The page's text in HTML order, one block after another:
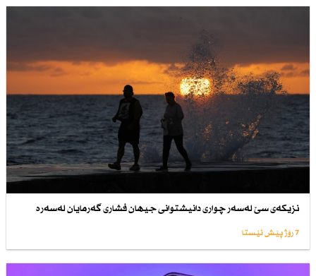
نزیكەی سێ لەسەر چواری دانیشتوانی جیهان فشاری گەرمایان لەسەرە
7 رۆژ پێش ئێستا